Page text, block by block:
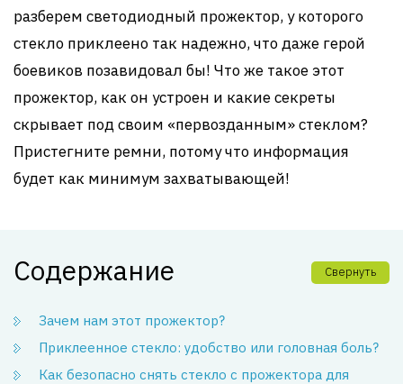
разберем светодиодный прожектор, у которого
стекло приклеено так надежно, что даже герой
боевиков позавидовал бы! Что же такое этот
прожектор, как он устроен и какие секреты
скрывает под своим «первозданным» стеклом?
Пристегните ремни, потому что информация
будет как минимум захватывающей!
Содержание Свернуть
Зачем нам этот прожектор?
Приклеенное стекло: удобство или головная боль?
Как безопасно снять стекло с прожектора для